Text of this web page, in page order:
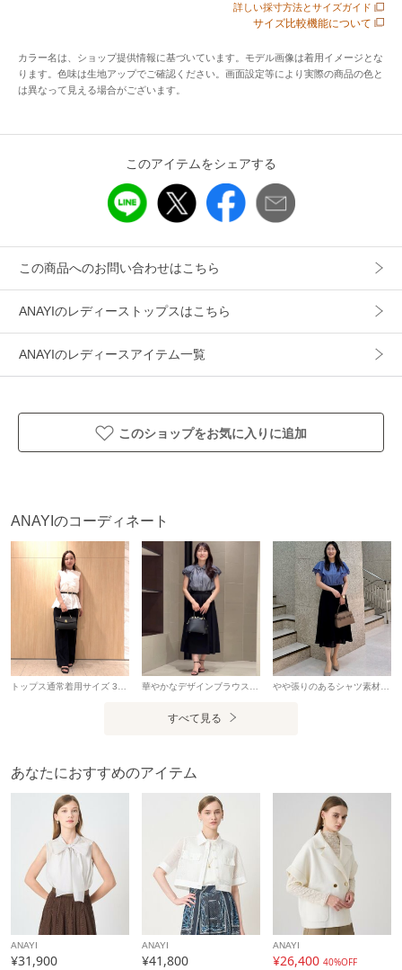
シリーズのプリーツスカート（品番10261711250）とセット
アップ着用でワンピース見えの着こなしも可能です。
【開き・留め仕様】後ろ釦開き
【伸縮性】なし
【ケア方法】ドライクリーニング
【着用感・生地の厚さ】細かいキレイ目なシボの表面感のオ
ーガンジー
※品番10261713250と同型
アイテム情報
商品コード 10262713580
カテゴリ トップス
素材
本体:ポリエステル100% キャミソール:ポリエス
テル100%
製造国 詳細は下記よりお問い合わせください
ギフト 可
詳しい採寸方法とサイズガイド
サイズ比較機能について
カラー名は、ショップ提供情報に基づいています。モデル画像は着用イメージとな
ります。色味は生地アップでご確認ください。画面設定等により実際の商品の色と
は異なって見える場合がございます。
このアイテムをシェアする
この商品へのお問い合わせはこちら
ANAYIのレディーストップスはこちら
ANAYIのレディースアイテム一覧
このショップをお気に入りに追加
ANAYIのコーディネート
すべて見る
あなたにおすすめのアイテム
ANAYI
¥31,900
ANAYI
¥41,800
ANAYI
¥26,400 40%OFF